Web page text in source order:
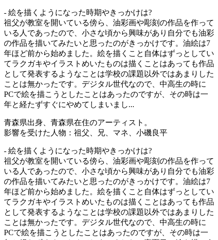
- 絵を描くようになった時期やきっかけは?
祖父が教室を開いている傍ら、油彩画や彫刻の作品を作って
いる人であったので、小さな頃から興味があり自分でも油彩
の作品を描いてみたいと思ったのがきっかけです。油絵は7
年ほど前から始めました。絵を描くこと自体はずっとしてい
てラクガキやイラストめいたものは描くことはあっても作品
として発表するようなことは学校の課題以外ではあまりした
ことは無かったです。デジタル世代なので、中高生の時に
PCで絵を描こうとしたことはあったのですが、その時は一
年と経たずすぐにやめてしまいまし...
青森県出身、青森県在住のアーティスト。
影響を受けた人物：祖父、兄、マネ、小磯良平
- 絵を描くようになった時期やきっかけは?
祖父が教室を開いている傍ら、油彩画や彫刻の作品を作って
いる人であったので、小さな頃から興味があり自分でも油彩
の作品を描いてみたいと思ったのがきっかけです。油絵は7
年ほど前から始めました。絵を描くこと自体はずっとしてい
てラクガキやイラストめいたものは描くことはあっても作品
として発表するようなことは学校の課題以外ではあまりした
ことは無かったです。デジタル世代なので、中高生の時に
PCで絵を描こうとしたことはあったのですが、その時は一